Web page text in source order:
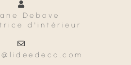
Debove
d'intérieur